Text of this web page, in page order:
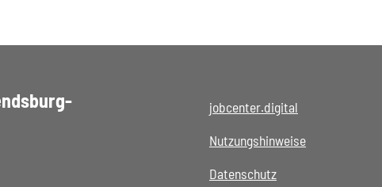
jobcenter.digital
Nutzungshinweise
Datenschutz